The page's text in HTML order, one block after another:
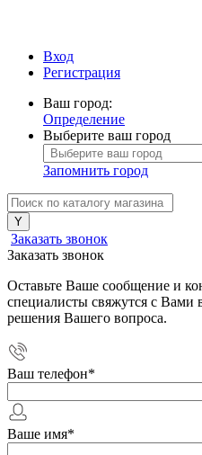
Вход
Регистрация
Ваш город:
Определение
Выберите ваш город
Запомнить город
Заказать звонок
Заказать звонок
Оставьте Ваше сообщение и
специалисты свяжутся с Вами
решения Вашего вопроса.
Ваш телефон*
Ваше имя*